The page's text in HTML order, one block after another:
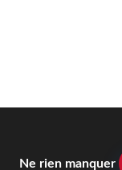
Ne rien manquer